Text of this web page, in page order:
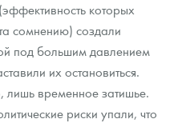
которых
сомнению) создали
под большим давлением
их остановиться.
лишь временное затишье.
риски упали, что